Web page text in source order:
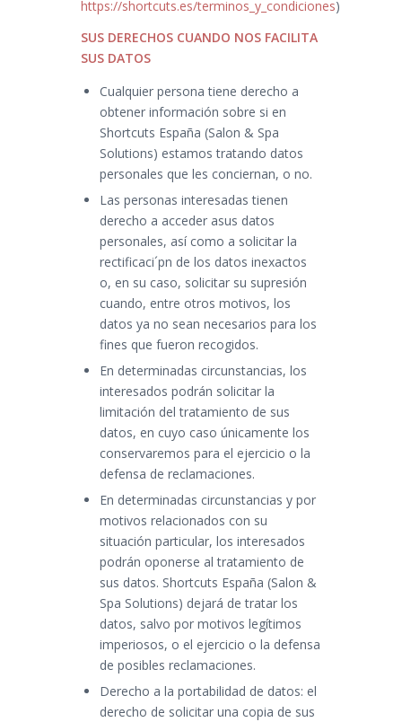
https://shortcuts.es/terminos_y_condiciones)
SUS DERECHOS CUANDO NOS FACILITA
SUS DATOS
Cualquier persona tiene derecho a
obtener información sobre si en
Shortcuts España (Salon & Spa
Solutions) estamos tratando datos
personales que les conciernan, o no.
Las personas interesadas tienen
derecho a acceder asus datos
personales, así como a solicitar la
rectificaci´pn de los datos inexactos
o, en su caso, solicitar su supresión
cuando, entre otros motivos, los
datos ya no sean necesarios para los
fines que fueron recogidos.
En determinadas circunstancias, los
interesados podrán solicitar la
limitación del tratamiento de sus
datos, en cuyo caso únicamente los
conservaremos para el ejercicio o la
defensa de reclamaciones.
En determinadas circunstancias y por
motivos relacionados con su
situación particular, los interesados
podrán oponerse al tratamiento de
sus datos. Shortcuts España (Salon &
Spa Solutions) dejará de tratar los
datos, salvo por motivos legítimos
imperiosos, o el ejercicio o la defensa
de posibles reclamaciones.
Derecho a la portabilidad de datos: el
derecho de solicitar una copia de sus